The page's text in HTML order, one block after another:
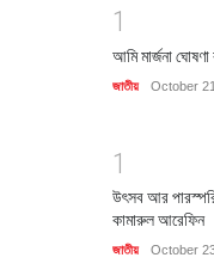
1
আমি মার্জনা
জাতীয় October
1
উৎসব আর
কামারুল আরেফিন
জাতীয় October